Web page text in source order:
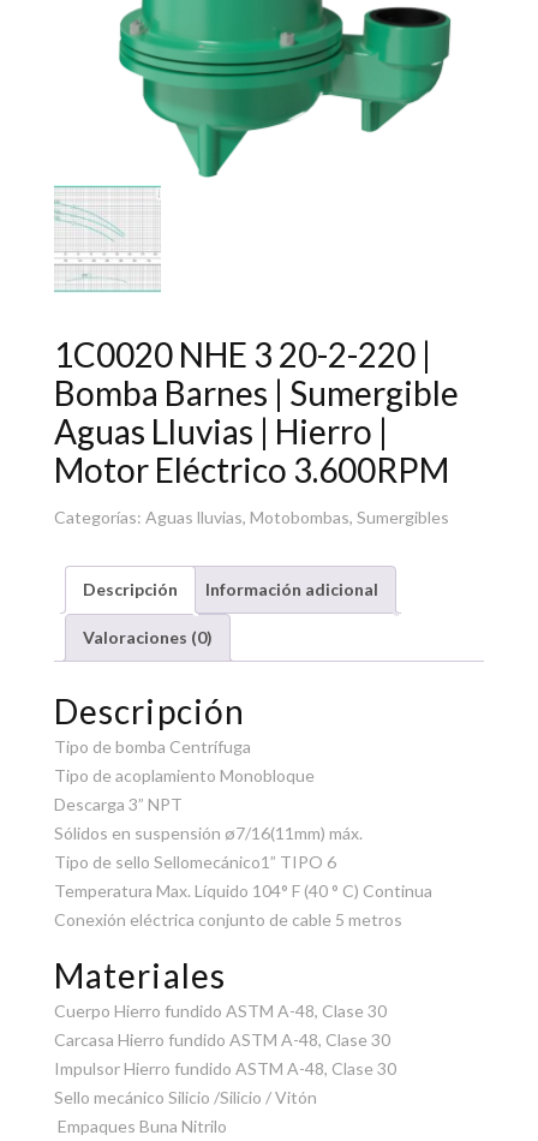
1C0020 NHE 3 20-2-220 |
Bomba Barnes | Sumergible
Aguas Lluvias | Hierro |
Motor Eléctrico 3.600RPM
Categorías: Aguas lluvias, Motobombas, Sumergibles
Descripción Información adicional
Valoraciones (0)
Descripción
Tipo de bomba Centrífuga
Tipo de acoplamiento Monobloque
Descarga 3” NPT
Sólidos en suspensión ø7/16(11mm) máx.
Tipo de sello Sellomecánico1” TIPO 6
Temperatura Max. Líquido 104° F (40 ° C) Continua
Conexión eléctrica conjunto de cable 5 metros
Materiales
Cuerpo Hierro fundido ASTM A-48, Clase 30
Carcasa Hierro fundido ASTM A-48, Clase 30
Impulsor Hierro fundido ASTM A-48, Clase 30
Sello mecánico Silicio /Silicio / Vitón
Empaques Buna Nitrilo